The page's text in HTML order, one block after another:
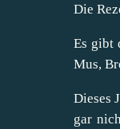
Die
Es gibt
Mus,
Dieses
gar